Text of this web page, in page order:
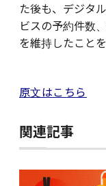
た後も、デジタ
ビスの予約件数
を維持したこと
原文はこちら
関連記事